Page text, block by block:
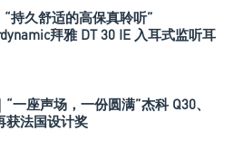
“持久舒适的高保真聆听”
拜雅 DT 30 IE 入耳式监听耳
“一座声场，一份圆满”杰科 Q30、
获法国设计奖